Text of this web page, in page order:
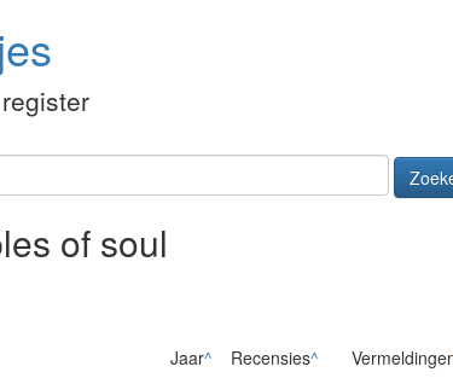
of soul
Jaar^ Recensies^